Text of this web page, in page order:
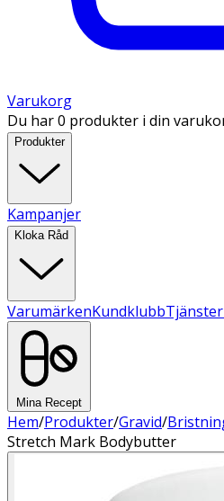
Varukorg
Du har 0 produkter i din
Produkter
Kampanjer
Kloka Råd
VarumärkenKundklubbTjänster
Mina Recept
Hem/Produkter/Gravid/
Stretch Mark Bodybutter